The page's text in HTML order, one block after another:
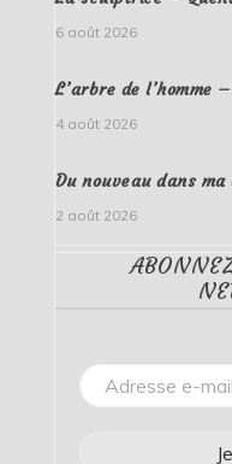
6 août 2026
L’arbre de l’homme
4 août 2026
Du nouveau dans
2 août 2026